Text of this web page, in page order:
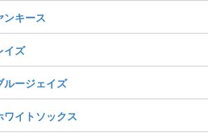
ンキース
イズ
ルージェイズ
ワイトソックス